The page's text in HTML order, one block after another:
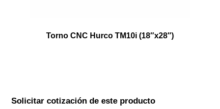
Torno CNC Hurco TM10i (18″x28″)
Solicitar cotización de este producto